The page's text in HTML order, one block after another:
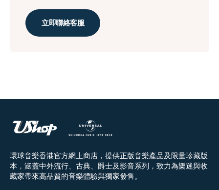
立即聯絡客服
環球音樂香港官方網上商店，提供正版音樂產品及限量珍藏版
本，涵蓋中外流行、古典、爵士及影音系列，致力為樂迷與收
藏家帶來高品質的音樂體驗與獨家發售。